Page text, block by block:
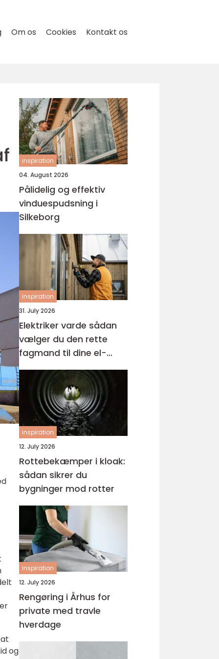
Om os Cookies Kontakt os
og
inspiration
04. August 2026
Pålidelig og effektiv
vinduespudsning i
Silkeborg
inspiration
31. July 2026
Elektriker varde sådan
vælger du den rette
fagmand til dine el-
opgaver
inspiration
12. July 2026
Rottebekæmper i kloak:
sådan sikrer du
bygninger mod rotter
inspiration
12. July 2026
Rengøring i Århus for
private med travle
hverdage